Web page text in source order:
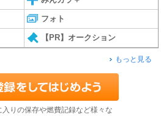
フォト
【PR】オークション
もっと見る
入りの保存や燃費記録など様々な